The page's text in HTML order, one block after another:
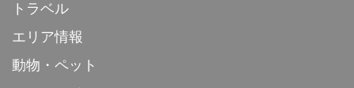
トラベル
エリア情報
動物・ペット